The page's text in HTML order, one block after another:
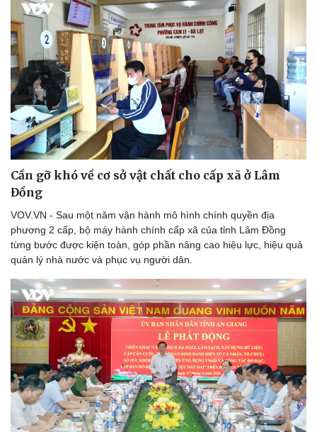
Thể thao
Bóng đá
Lịch thi đấu bóng đá
Thế giới thể thao
eSports
Hậu trường
Ô tô
Xe máy
Tư vấn
Cần gỡ khó về cơ sở vật chất cho cấp xã ở Lâm
Đồng
VOV.VN - Sau một năm vận hành mô hình chính quyền địa
phương 2 cấp, bộ máy hành chính cấp xã của tỉnh Lâm Đồng
từng bước được kiện toàn, góp phần nâng cao hiệu lực, hiệu quả
quản lý nhà nước và phục vụ người dân.